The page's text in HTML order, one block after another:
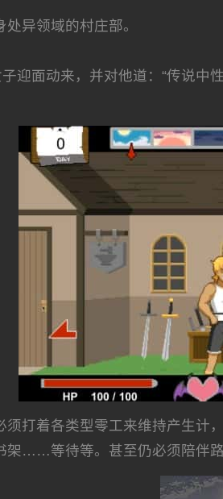
异领域的村庄部。
迎面动来，并对他道：“传说中
须打着各类型零工来维持产生计
架……等待等。甚至仍必须陪伴路